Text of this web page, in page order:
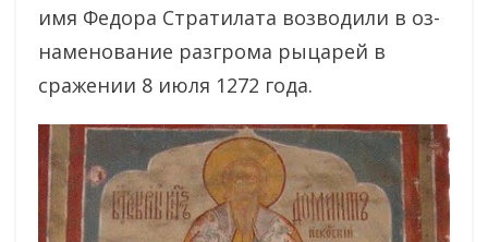
имя Федора Стратилата возводили в оз­
наменование разгрома рыцарей в
сражении 8 июля 1272 года.